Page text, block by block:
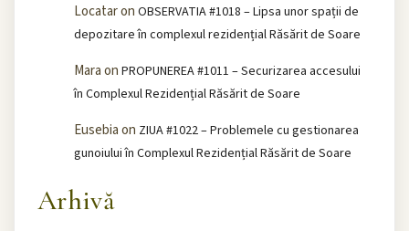
Locataron OBSERVATIA #1018 – Lipsa unor spații de
depozitare în complexul rezidențial Răsărit de Soare
Maraon PROPUNEREA #1011 – Securizarea accesului
în Complexul Rezidențial Răsărit de Soare
Eusebiaon ZIUA #1022 – Problemele cu gestionarea
gunoiului în Complexul Rezidențial Răsărit de Soare
Arhivă